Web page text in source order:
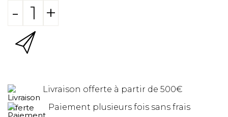
- +
Livraison offerte à partir de 500€
Paiement plusieurs fois sans frais